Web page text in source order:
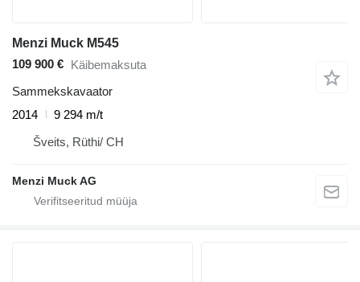
Menzi Muck M545
109 900 € Käibemaksuta
Sammekskavaator
2014
9 294 m/t
Šveits, Rüthi/ CH
Menzi Muck AG